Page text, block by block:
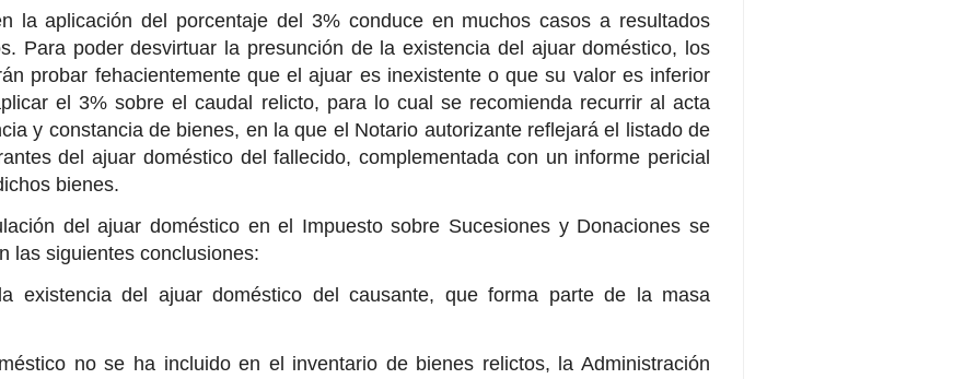
la aplicación del porcentaje del 3% conduce en muchos casos a resultados
Para poder desvirtuar la presunción de la existencia del ajuar doméstico, los
probar fehacientemente que el ajuar es inexistente o que su valor es inferior
el 3% sobre el caudal relicto, para lo cual se recomienda recurrir al acta
y constancia de bienes, en la que el Notario autorizante reflejará el listado de
del ajuar doméstico del fallecido, complementada con un informe pericial
bienes.
del ajuar doméstico en el Impuesto sobre Sucesiones y Donaciones se
las siguientes conclusiones:
existencia del ajuar doméstico del causante, que forma parte de la masa
no se ha incluido en el inventario de bienes relictos, la Administración